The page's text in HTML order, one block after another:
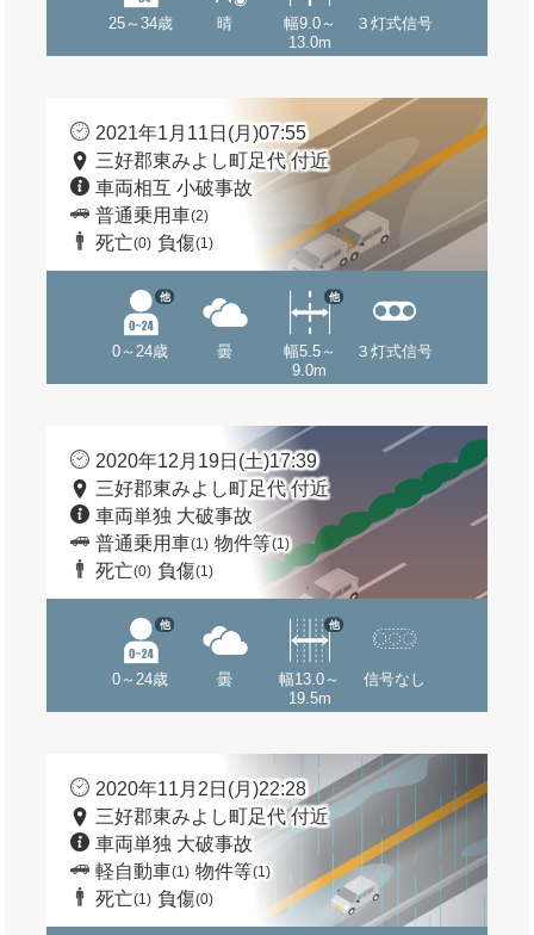
25～34歳 晴
幅9.0～
13.0m
３灯式信号
2021年1月11日(月)07:55
三好郡東みよし町足代 付近
車両相互 小破事故
普通乗用車(2)
死亡(0) 負傷(1)
0～24歳
他
曇
幅5.5～
9.0m
他
３灯式信号
2020年12月19日(土)17:39
三好郡東みよし町足代 付近
車両単独 大破事故
普通乗用車(1) 物件等(1)
死亡(0) 負傷(1)
0～24歳
他
曇
幅13.0～
19.5m
他
信号なし
2020年11月2日(月)22:28
三好郡東みよし町足代 付近
車両単独 大破事故
軽自動車(1) 物件等(1)
死亡(1) 負傷(0)